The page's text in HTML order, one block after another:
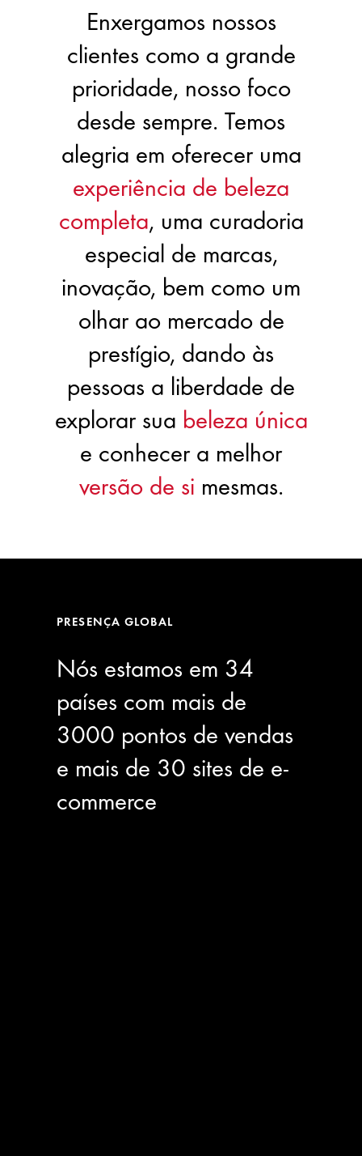
Enxergamos nossos
clientes como a grande
prioridade, nosso foco
desde sempre. Temos
alegria em oferecer uma
experiência de beleza
completa, uma curadoria
especial de marcas,
inovação, bem como um
olhar ao mercado de
prestígio, dando às
pessoas a liberdade de
explorar sua beleza única
e conhecer a melhor
versão de si mesmas.
PRESENÇA GLOBAL
Nós estamos em 34
países com mais de
3000 pontos de vendas
e mais de 30 sites de e-
commerce